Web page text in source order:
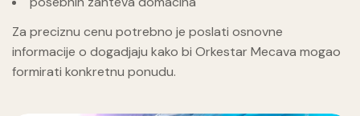
Za preciznu cenu potrebno je poslati osnovne
informacije o dogadjaju kako bi Orkestar Mecava mogao
formirati konkretnu ponudu.